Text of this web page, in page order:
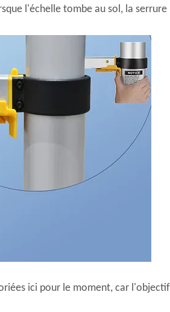
l'échelle tombe au sol, la
ici pour le moment, car